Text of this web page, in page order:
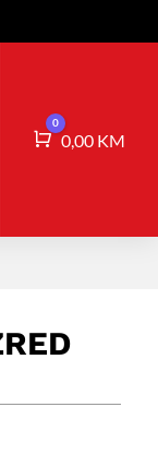
Košarica
0
0,00 KM